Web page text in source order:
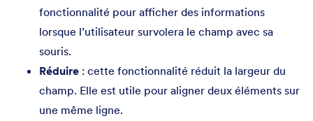
fonctionnalité pour afficher des informations
lorsque l’utilisateur survolera le champ avec sa
souris.
Réduire : cette fonctionnalité réduit la largeur du
champ. Elle est utile pour aligner deux éléments sur
une même ligne.